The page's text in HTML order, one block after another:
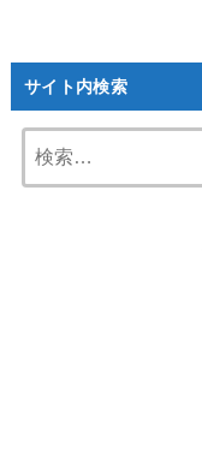
サイト内検索